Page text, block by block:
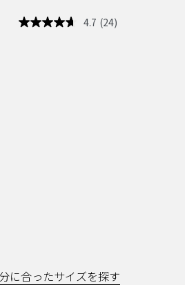
4.7 レ
(24)
に合ったサイズを探す